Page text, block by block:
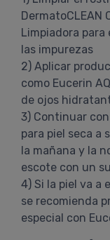
DermatoCLEAN
Limpiadora
las impurezas
2) Aplicar
como Eucerin
de ojos
3) Continuar con
para piel seca a
la mañana y la
escote con un
4) Si la piel va a
se recomienda
especial con